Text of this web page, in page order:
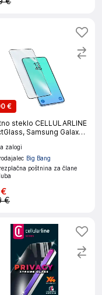
€
steklo CELLULARLINE
Samsung Galaxy
zalogi
Big Bang
poštnina za člane
€
€